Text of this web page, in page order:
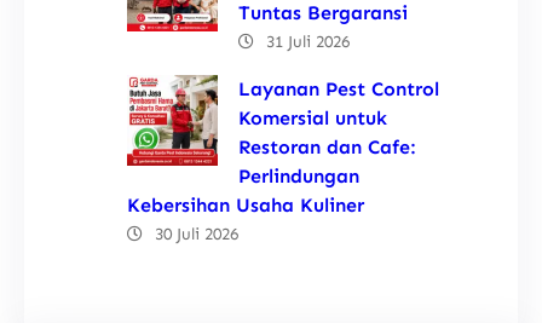
Tuntas Bergaransi
31 Juli 2026
Layanan Pest Control
Komersial untuk
Restoran dan Cafe:
Perlindungan
Kebersihan Usaha Kuliner
30 Juli 2026